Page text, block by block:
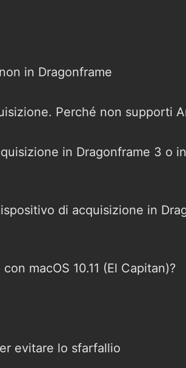
in Dragonframe
Perché non supporti
in Dragonframe 3 o
di acquisizione in
macOS 10.11 (El Capitan)?
evitare lo sfarfallio